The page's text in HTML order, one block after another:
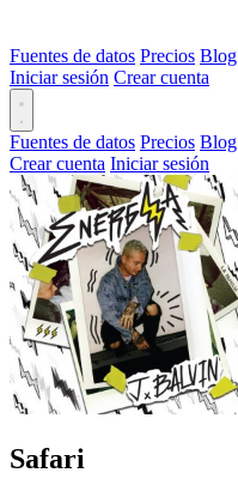
Fuentes de datos Precios Blog
Iniciar sesión Crear cuenta
Fuentes de datos Precios Blog
Crear cuenta Iniciar sesión
Safari